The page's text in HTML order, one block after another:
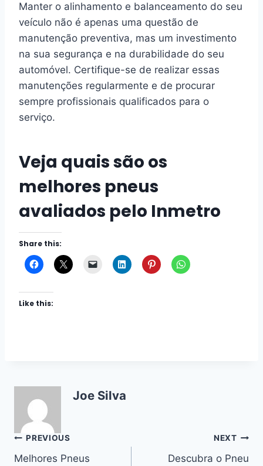
Manter o alinhamento e balanceamento do seu
veículo não é apenas uma questão de
manutenção preventiva, mas um investimento
na sua segurança e na durabilidade do seu
automóvel. Certifique-se de realizar essas
manutenções regularmente e de procurar
sempre profissionais qualificados para o
serviço.
Veja quais são os
melhores pneus
avaliados pelo Inmetro
Share this:
Like this:
Joe Silva
Post
PREVIOUS
Melhores Pneus
NEXT
Descubra o Pneu